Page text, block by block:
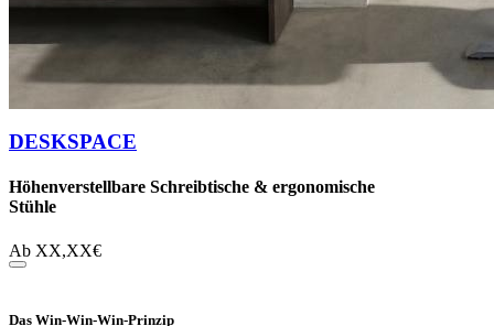
DESKSPACE
Höhenverstellbare Schreibtische & ergonomische
Stühle
Ab XX,XX€
Das Win-Win-Win-Prinzip